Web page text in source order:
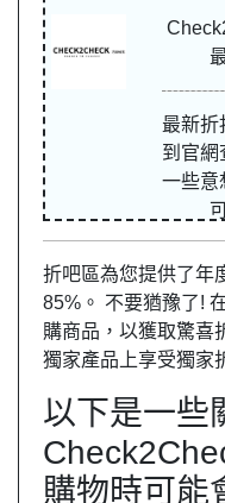
最新折
到官網
一些意
折吧區為您提供了年
85%。 不要猶豫了!
購商品，以獲取驚喜
獨家產品上享受獨家
以下是一些
購物時可能